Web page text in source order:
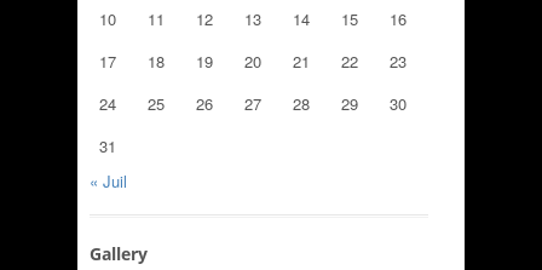
10
11 12 13 14 15
16
17
18 19 20 21 22
23
24
25 26 27 28 29
30
31
« Juil
Gallery